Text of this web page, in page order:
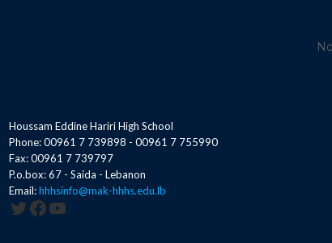
Houssam Eddine Hariri High School
Phone: 00961 7 739898 - 00961 7 755990
Fax: 00961 7 739797
P.o.box: 67 - Saida - Lebanon
Email:hhhsinfo@mak-hhhs.edu.lb
Twitter
Facebook
YouTube